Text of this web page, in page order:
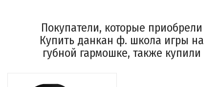
Покупатели, которые приобрели
Купить данкан ф. школа игры на
губной гармошке, также купили